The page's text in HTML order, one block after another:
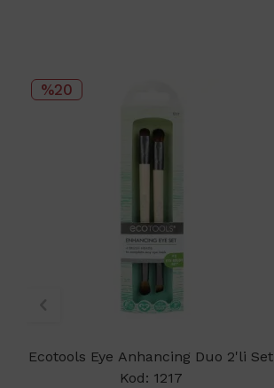
%20
Ecotools Eye Anhancing Duo 2'li Set
Kod: 1217